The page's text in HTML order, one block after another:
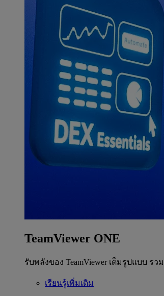
TeamViewer ONE
รับพลังของ TeamViewer เต็มรูปแบบ ร
เรียนรู้เพิ่มเติม